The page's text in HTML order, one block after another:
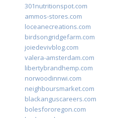
301nutritionspot.com
ammos-stores.com
loceanecreations.com
birdsongridgefarm.com
joiedevivblog.com
valera-amsterdam.com
libertybrandhemp.com
norwoodinnwi.com
neighboursmarket.com
blackanguscareers.com
bolesfororegon.com